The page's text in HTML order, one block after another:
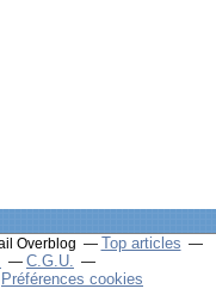
Overblog
Top articles
C.G.U.
Préférences cookies